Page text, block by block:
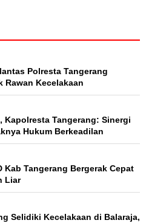
Polresta Tangerang
Rawan Kecelakaan
Kapolresta Tangerang: Sinergi
Hukum Berkeadilan
Kab Tangerang Bergerak Cepat
Liar
Selidiki Kecelakaan di Balaraja,